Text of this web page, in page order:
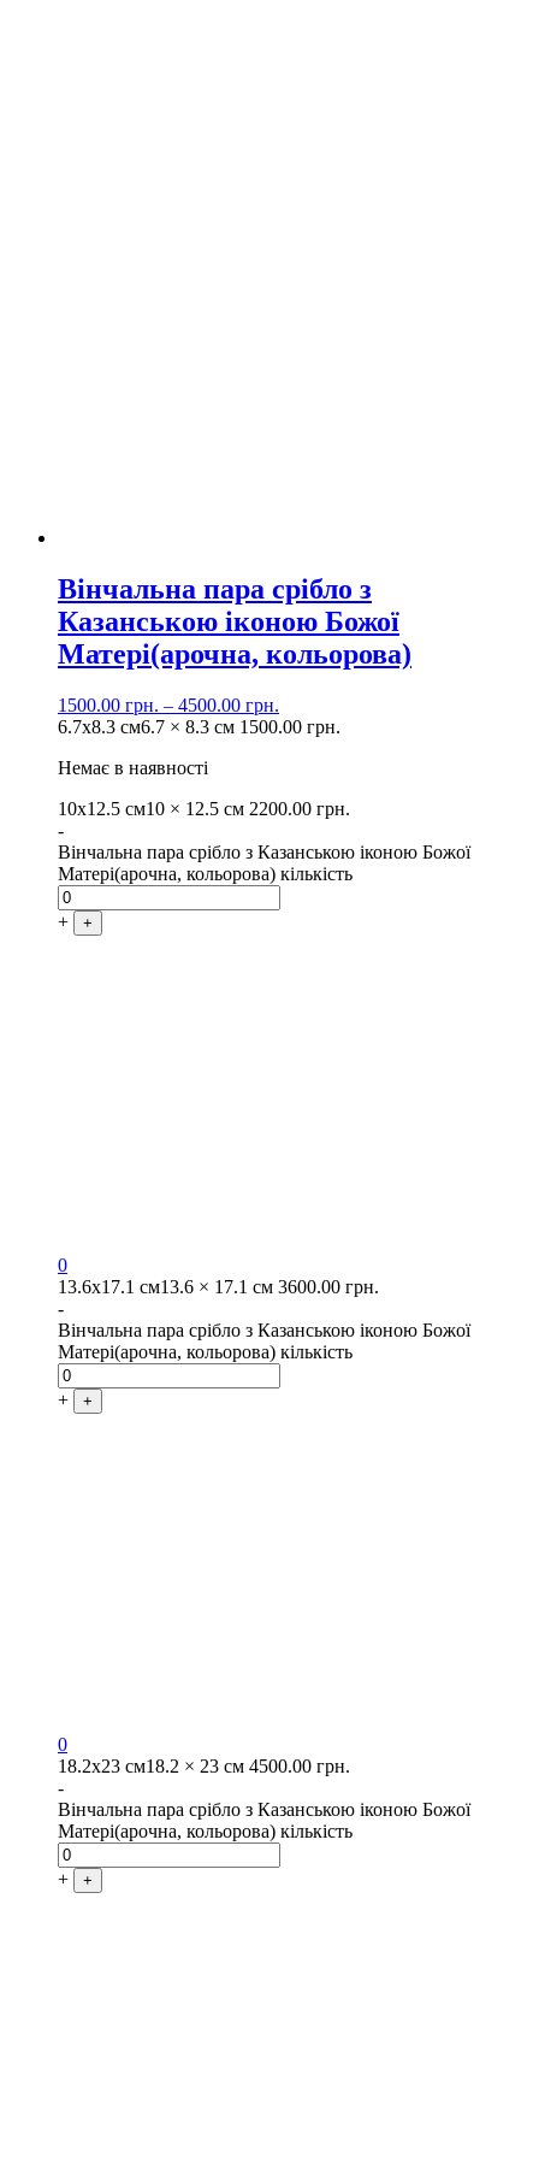
Вінчальна пара срібло з
Казанською іконою Божої
Матері(арочна, кольорова)
1500.00 грн. – 4500.00 грн.
6.7х8.3 см6.7 × 8.3 см 1500.00 грн.
Немає в наявності
10х12.5 см10 × 12.5 см 2200.00 грн.
-
Вінчальна пара срібло з Казанською іконою Божої
Матері(арочна, кольорова) кількість
+ +
0
13.6х17.1 см13.6 × 17.1 см 3600.00 грн.
-
Вінчальна пара срібло з Казанською іконою Божої
Матері(арочна, кольорова) кількість
+ +
0
18.2х23 см18.2 × 23 см 4500.00 грн.
-
Вінчальна пара срібло з Казанською іконою Божої
Матері(арочна, кольорова) кількість
+ +